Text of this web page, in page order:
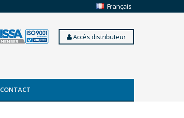
Français
Accès distributeur
CONTACT